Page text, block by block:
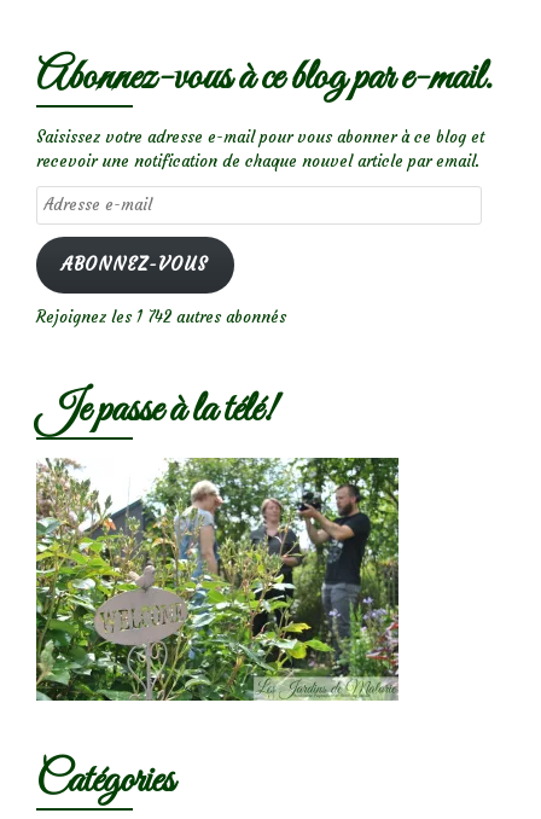
Abonnez-vous à ce blog par e-mail.
Saisissez votre adresse e-mail pour vous abonner à ce blog et
recevoir une notification de chaque nouvel article par email.
Adresse
e-
mail
ABONNEZ-VOUS
Rejoignez les 1 742 autres abonnés
Je passe à la télé!
Catégories